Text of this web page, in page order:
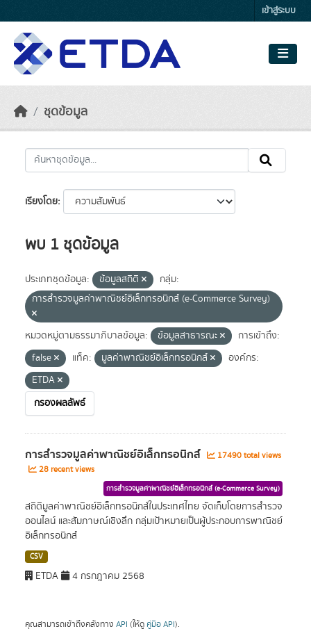
เข้าสู่ระบบ
ชุดข้อมูล
เรียงโดย
พบ 1 ชุดข้อมูล
ประเภทชุดข้อมูล: ข้อมูลสถิติ
กลุ่ม:
การสำรวจมูลค่าพาณิชย์อิเล็กทรอนิกส์ (e-Commerce Survey)
หมวดหมู่ตามธรรมาภิบาลข้อมูล: ข้อมูลสาธารณะ
การเข้าถึง:
false
แท็ค: มูลค่าพาณิชย์อิเล็กทรอนิกส์
องค์กร:
ETDA
กรองผลลัพธ์
การสำรวจมูลค่าพาณิชย์อิเล็กทรอนิกส์
17490 total views
28 recent views
การสำรวจมูลค่าพาณิชย์อิเล็กทรอนิกส์ (e-Commerce Survey)
สถิติมูลค่าพาณิชย์อิเล็กทรอนิกส์ในประเทศไทย จัดเก็บโดยการสำรวจ
ออนไลน์ และสัมภาษณ์เชิงลึก กลุ่มเป้าหมายเป็นผู้ประกอบการพาณิชย์
อิเล็กทรอนิกส์
CSV
ETDA 4 กรกฎาคม 2568
คุณสามารถเข้าถึงคลังทาง API (ให้ดู คู่มือ API).